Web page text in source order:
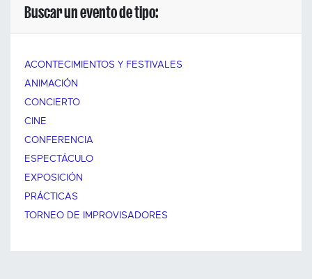
Buscar un evento de tipo:
ACONTECIMIENTOS Y FESTIVALES
ANIMACIÓN
CONCIERTO
CINE
CONFERENCIA
ESPECTÁCULO
EXPOSICIÓN
PRÁCTICAS
TORNEO DE IMPROVISADORES